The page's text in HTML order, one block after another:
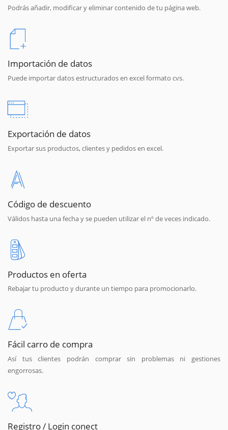
Podrás añadir, modificar y eliminar contenido de tu página web.
Importación de datos
Puede importar datos estructurados en excel formato cvs.
Exportación de datos
Exportar sus productos, clientes y pedidos en excel.
Código de descuento
Válidos hasta una fecha y se pueden utilizar el nº de veces indicado.
Productos en oferta
Rebajar tu producto y durante un tiempo para promocionarlo.
Fácil carro de compra
Así tus clientes podrán comprar sin problemas ni gestiones
engorrosas.
Registro / Login conect